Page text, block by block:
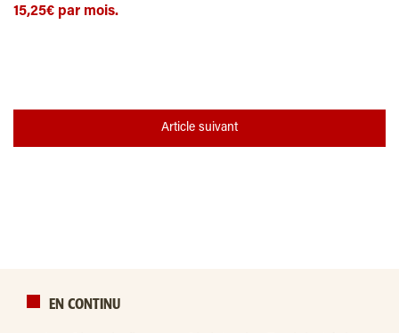
15,25€ par mois.
Article suivant
EN CONTINU